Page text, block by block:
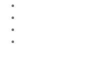
Zum
Inhalt
springen